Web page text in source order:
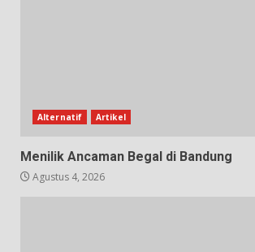
Alternatif Artikel
Menilik Ancaman Begal di Bandung
Agustus 4, 2026